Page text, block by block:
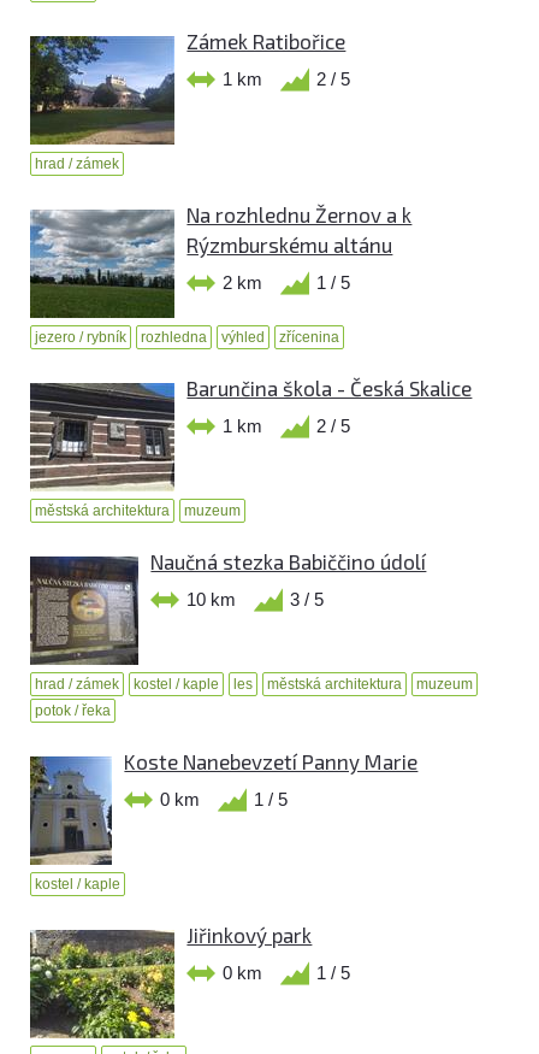
Zámek Ratibořice
1 km 2 / 5
hrad / zámek
Na rozhlednu Žernov a k
Rýzmburskému altánu
2 km 1 / 5
jezero / rybník rozhledna výhled zřícenina
Barunčina škola - Česká Skalice
1 km 2 / 5
městská architektura muzeum
Naučná stezka Babiččino údolí
10 km 3 / 5
hrad / zámek kostel / kaple les městská architektura
muzeum
potok / řeka
Koste Nanebevzetí Panny Marie
0 km 1 / 5
kostel / kaple
Jiřinkový park
0 km 1 / 5